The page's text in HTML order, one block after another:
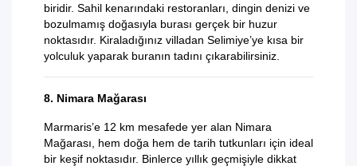
biridir. Sahil kenarındaki restoranları, dingin denizi ve
bozulmamış doğasıyla burası gerçek bir huzur
noktasıdır. Kiraladığınız villadan Selimiye’ye kısa bir
yolculuk yaparak buranın tadını çıkarabilirsiniz.
8. Nimara Mağarası
Marmaris’e 12 km mesafede yer alan Nimara
Mağarası, hem doğa hem de tarih tutkunları için ideal
bir keşif noktasıdır. Binlerce yıllık geçmişiyle dikkat